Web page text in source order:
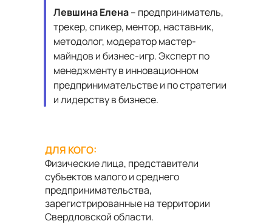
Левшина Елена– предприниматель,
трекер, спикер, ментор, наставник,
методолог, модератор мастер-
майндов и бизнес-игр. Эксперт по
менеджменту в инновационном
предпринимательстве и по стратегии
и лидерству в бизнесе.
ДЛЯ КОГО:
Физические лица, представители
субъектов малого и среднего
предпринимательства,
зарегистрированные на территории
Свердловской области.